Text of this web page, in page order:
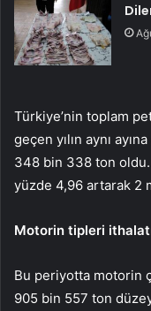
Türkiye’nin toplam
geçen yılın aynı
348 bin 338 ton
yüzde 4,96 artarak 2
Motorin tipleri
Bu periyotta motorin
905 bin 557 ton